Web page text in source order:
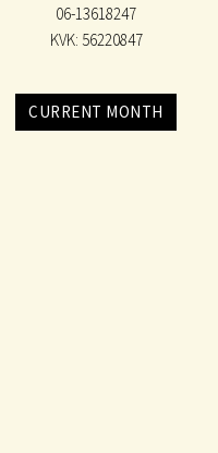
06-13618247
KVK: 56220847
CURRENT MONTH